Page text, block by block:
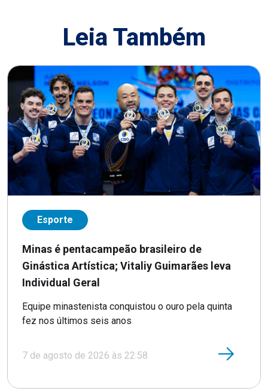
Leia Também
Esporte
Minas é pentacampeão brasileiro de
Ginástica Artística; Vitaliy Guimarães leva
Individual Geral
Equipe minastenista conquistou o ouro pela quinta
fez nos últimos seis anos
7 de agosto de 2026 às 22:58